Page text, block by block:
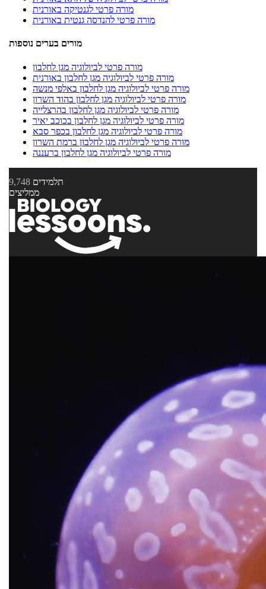
מורה פרטי לגנטיקה באורנית
מורה פרטי להנדסה גנטית באורנית
מורים בערים נוספות
מורה פרטי לביולוגיה מגן לחלבון
מורה פרטי לביולוגיה מגן לחלבון באורנית
מורה פרטי לביולוגיה מגן לחלבון באלפי מנשה
מורה פרטי לביולוגיה מגן לחלבון בהוד השרון
מורה פרטי לביולוגיה מגן לחלבון בהרצלייה
מורה פרטי לביולוגיה מגן לחלבון בכוכב יאיר
מורה פרטי לביולוגיה מגן לחלבון בכפר סבא
מורה פרטי לביולוגיה מגן לחלבון ברמת השרון
מורה פרטי לביולוגיה מגן לחלבון ברעננה
9,748 תלמידים
ממליצים